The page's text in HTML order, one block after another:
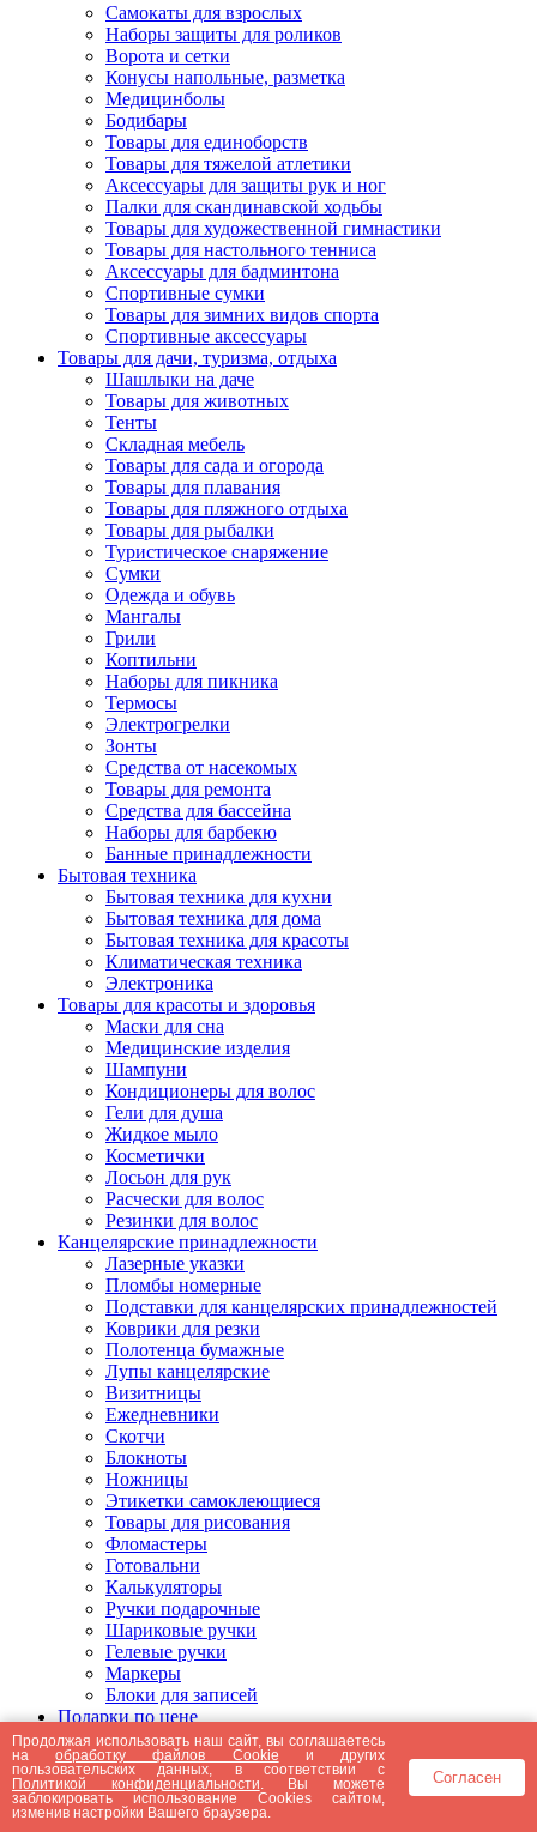
Самокаты для взрослых
Наборы защиты для роликов
Ворота и сетки
Конусы напольные, разметка
Медицинболы
Бодибары
Товары для единоборств
Товары для тяжелой атлетики
Аксессуары для защиты рук и ног
Палки для скандинавской ходьбы
Товары для художественной гимнастики
Товары для настольного тенниса
Аксессуары для бадминтона
Спортивные сумки
Товары для зимних видов спорта
Спортивные аксессуары
Товары для дачи, туризма, отдыха
Шашлыки на даче
Товары для животных
Тенты
Складная мебель
Товары для сада и огорода
Товары для плавания
Товары для пляжного отдыха
Товары для рыбалки
Туристическое снаряжение
Сумки
Одежда и обувь
Мангалы
Грили
Коптильни
Наборы для пикника
Термосы
Электрогрелки
Зонты
Средства от насекомых
Товары для ремонта
Средства для бассейна
Наборы для барбекю
Банные принадлежности
Бытовая техника
Бытовая техника для кухни
Бытовая техника для дома
Бытовая техника для красоты
Климатическая техника
Электроника
Товары для красоты и здоровья
Маски для сна
Медицинские изделия
Шампуни
Кондиционеры для волос
Гели для душа
Жидкое мыло
Косметички
Лосьон для рук
Расчески для волос
Резинки для волос
Канцелярские принадлежности
Лазерные указки
Пломбы номерные
Подставки для канцелярских принадлежностей
Коврики для резки
Полотенца бумажные
Лупы канцелярские
Визитницы
Ежедневники
Скотчи
Блокноты
Ножницы
Этикетки самоклеющиеся
Товары для рисования
Фломастеры
Готовальни
Калькуляторы
Ручки подарочные
Шариковые ручки
Гелевые ручки
Маркеры
Блоки для записей
Подарки по цене
Подарки от 5000 рублей
Подарки до 5000 рублей
Подарки до 3000 рублей
Подарки до 2000 рублей
Подарки до 1000 рублей
Продолжая использовать наш сайт, вы соглашаетесь
наобработку файлов Cookie и других
пользовательских данных, в соответствии с
Политикой конфиденциальности . Вы можете
заблокировать использование Cookies сайтом,
изменив настройки Вашего браузера.
Согласен